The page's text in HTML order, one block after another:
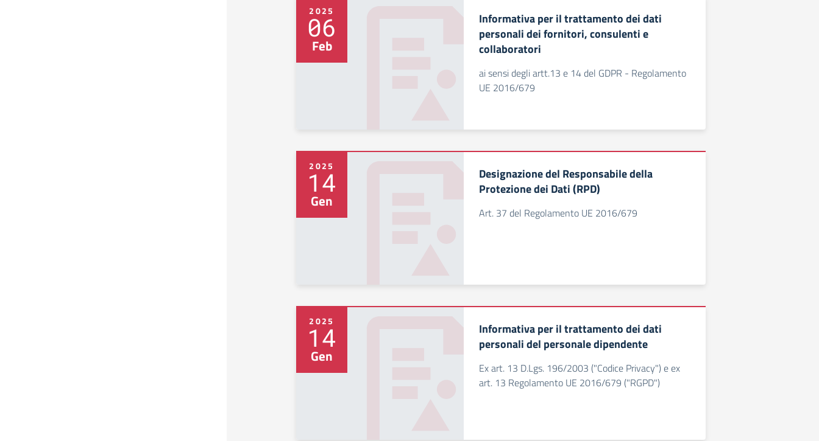
2025
06
Feb
Informativa per il trattamento dei dati
personali dei fornitori, consulenti e
collaboratori
ai sensi degli artt.13 e 14 del GDPR - Regolamento
UE 2016/679
2025
14
Gen
Designazione del Responsabile della
Protezione dei Dati (RPD)
Art. 37 del Regolamento UE 2016/679
2025
14
Gen
Informativa per il trattamento dei dati
personali del personale dipendente
Ex art. 13 D.Lgs. 196/2003 ("Codice Privacy") e ex
art. 13 Regolamento UE 2016/679 ("RGPD")